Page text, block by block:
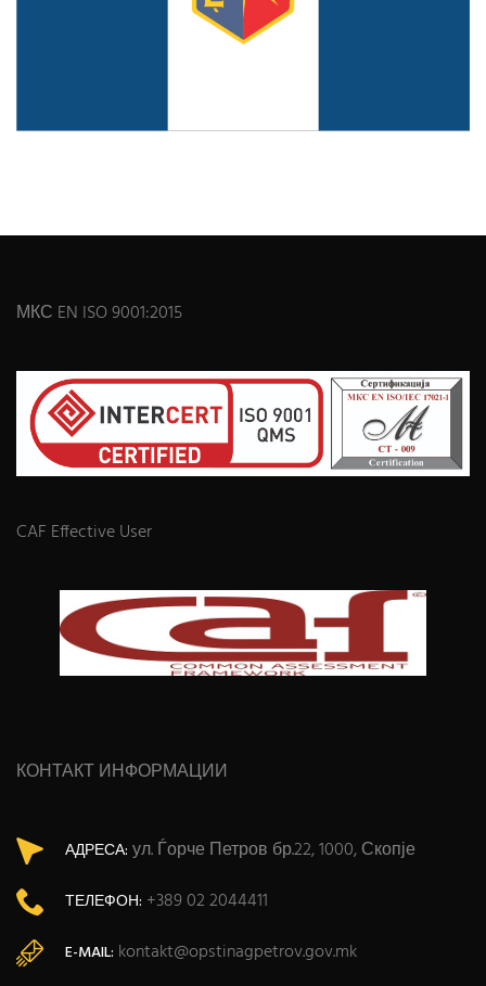
МКС EN ISO 9001:2015
CAF Effective User
КОНТАКТ ИНФОРМАЦИИ
АДРЕСА: ул. Ѓорче Петров бр.22, 1000, Скопје
ТЕЛЕФОН: +389 02 2044411
E-MAIL: kontakt@opstinagpetrov.gov.mk